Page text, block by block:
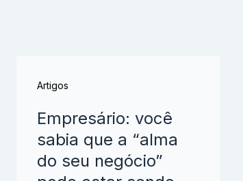
Artigos
Empresário: você
sabia que a “alma
do seu negócio”